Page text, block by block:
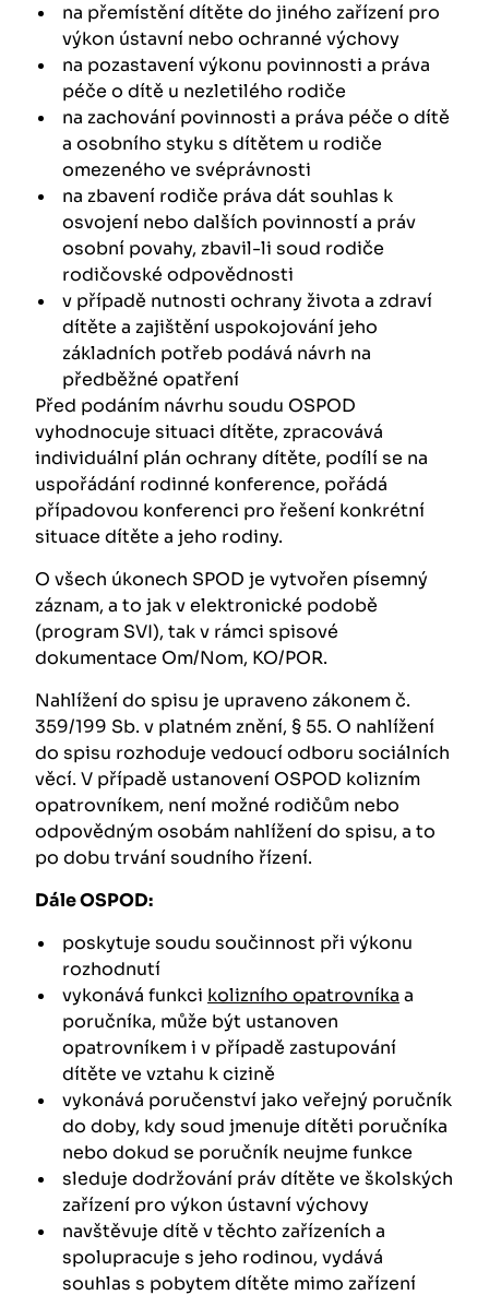
na přemístění dítěte do jiného zařízení pro
výkon ústavní nebo ochranné výchovy
na pozastavení výkonu povinnosti a práva
péče o dítě u nezletilého rodiče
na zachování povinnosti a práva péče o dítě
a osobního styku s dítětem u rodiče
omezeného ve svéprávnosti
na zbavení rodiče práva dát souhlas k
osvojení nebo dalších povinností a práv
osobní povahy, zbavil-li soud rodiče
rodičovské odpovědnosti
v případě nutnosti ochrany života a zdraví
dítěte a zajištění uspokojování jeho
základních potřeb podává návrh na
předběžné opatření
Před podáním návrhu soudu OSPOD
vyhodnocuje situaci dítěte, zpracovává
individuální plán ochrany dítěte, podílí se na
uspořádání rodinné konference, pořádá
případovou konferenci pro řešení konkrétní
situace dítěte a jeho rodiny.
O všech úkonech SPOD je vytvořen písemný
záznam, a to jak v elektronické podobě
(program SVI), tak v rámci spisové
dokumentace Om/Nom, KO/POR.
Nahlížení do spisu je upraveno zákonem č.
359/199 Sb. v platném znění, § 55. O nahlížení
do spisu rozhoduje vedoucí odboru sociálních
věcí. V případě ustanovení OSPOD kolizním
opatrovníkem, není možné rodičům nebo
odpovědným osobám nahlížení do spisu, a to
po dobu trvání soudního řízení.
Dále OSPOD:
poskytuje soudu součinnost při výkonu
rozhodnutí
vykonává funkci kolizního opatrovníka a
poručníka, může být ustanoven
opatrovníkem i v případě zastupování
dítěte ve vztahu k cizině
vykonává poručenství jako veřejný poručník
do doby, kdy soud jmenuje dítěti poručníka
nebo dokud se poručník neujme funkce
sleduje dodržování práv dítěte ve školských
zařízení pro výkon ústavní výchovy
navštěvuje dítě v těchto zařízeních a
spolupracuje s jeho rodinou, vydává
souhlas s pobytem dítěte mimo zařízení